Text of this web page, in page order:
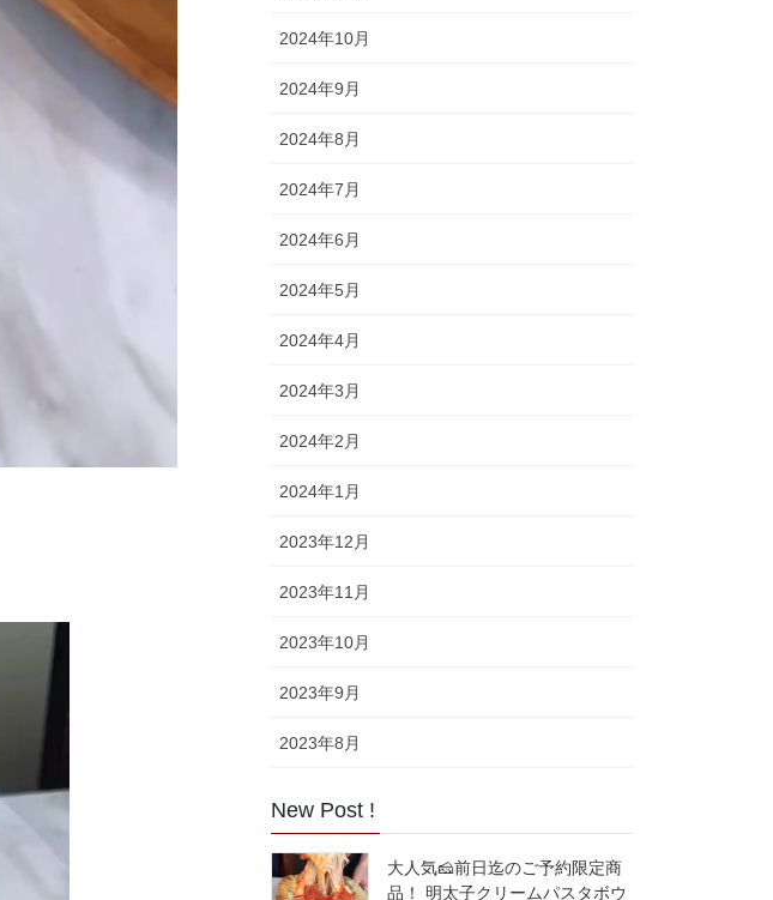
2024年10月
2024年9月
2024年8月
2024年7月
2024年6月
2024年5月
2024年4月
2024年3月
2024年2月
2024年1月
2023年12月
2023年11月
2023年10月
2023年9月
2023年8月
New Post !
大人気🧀前日迄のご予約限定商
品！ 明太子クリームパスタボウ